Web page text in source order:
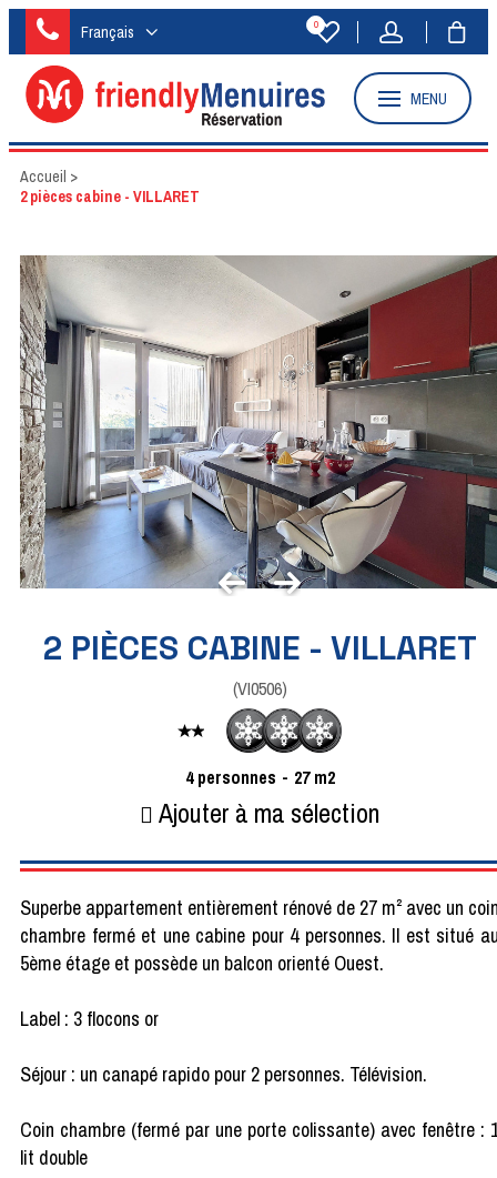
Français 0
MENU
Accueil >
2 pièces cabine - VILLARET
2 PIÈCES CABINE - VILLARET
(VI0506)
4 personnes 27 m2
Ajouter à ma sélection
Superbe appartement entièrement rénové de 27 m² avec un
chambre fermé et une cabine pour 4 personnes. Il est situé
5ème étage et possède un balcon orienté Ouest.
Label : 3 flocons or
Séjour : un canapé rapido pour 2 personnes. Télévision.
Coin chambre (fermé par une porte colissante) avec fenêtre :
lit double